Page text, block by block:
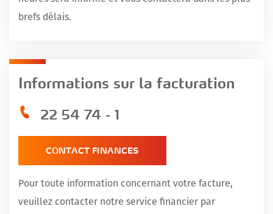
brefs délais.
Informations sur la facturation
22 54 74 - 1
CONTACT FINANCES
Pour toute information concernant votre facture,
veuillez contacter notre service financier par